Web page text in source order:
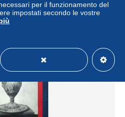
Residenziale
per il funzionamento del
impostati secondo le vostre